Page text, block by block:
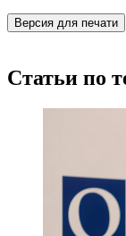
Версия для печати
Статьи по